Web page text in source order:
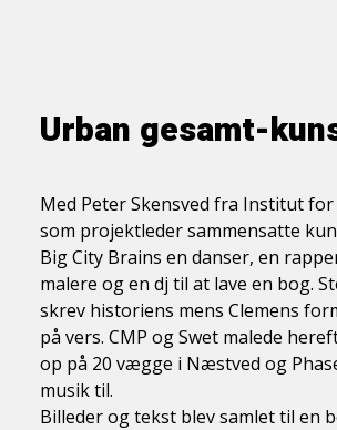
Urban gesamt-
Med Peter Skensved fra Institut
som projektleder sammensatte
Big City Brains en danser, en
malere og en dj til at lave en bog.
skrev historiens mens Clemens
på vers. CMP og Swet malede
op på 20 vægge i Næstved og
musik til.
Billeder og tekst blev samlet til en